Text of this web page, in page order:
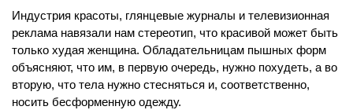
Индустрия красоты, глянцевые журналы и телевизионная
реклама навязали нам стереотип, что красивой может быть
только худая женщина. Обладательницам пышных форм
объясняют, что им, в первую очередь, нужно похудеть, а во
вторую, что тела нужно стесняться и, соответственно,
носить бесформенную одежду.